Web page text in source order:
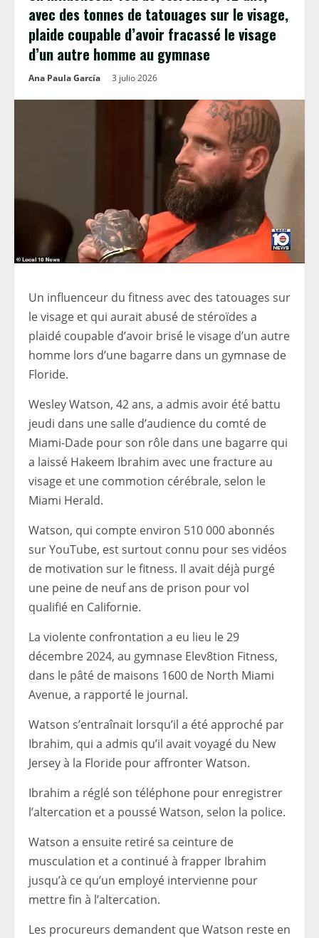
avec des tonnes de tatouages ​​sur le visage,
plaide coupable d’avoir fracassé le visage
d’un autre homme au gymnase
Ana Paula García 3 julio 2026
Un influenceur du fitness avec des tatouages ​​sur
le visage et qui aurait abusé de stéroïdes a
plaidé coupable d’avoir brisé le visage d’un autre
homme lors d’une bagarre dans un gymnase de
Floride.
Wesley Watson, 42 ans, a admis avoir été battu
jeudi dans une salle d’audience du comté de
Miami-Dade pour son rôle dans une bagarre qui
a laissé Hakeem Ibrahim avec une fracture au
visage et une commotion cérébrale, selon le
Miami Herald.
Watson, qui compte environ 510 000 abonnés
sur YouTube, est surtout connu pour ses vidéos
de motivation sur le fitness. Il avait déjà purgé
une peine de neuf ans de prison pour vol
qualifié en Californie.
La violente confrontation a eu lieu le 29
décembre 2024, au gymnase Elev8tion Fitness,
dans le pâté de maisons 1600 de North Miami
Avenue, a rapporté le journal.
Watson s’entraînait lorsqu’il a été approché par
Ibrahim, qui a admis qu’il avait voyagé du New
Jersey à la Floride pour affronter Watson.
Ibrahim a réglé son téléphone pour enregistrer
l’altercation et a poussé Watson, selon la police.
Watson a ensuite retiré sa ceinture de
musculation et a continué à frapper Ibrahim
jusqu’à ce qu’un employé intervienne pour
mettre fin à l’altercation.
Les procureurs demandent que Watson reste en